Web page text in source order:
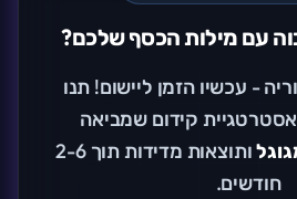
עם מילות הכסף שלכם?
- עכשיו הזמן ליישום! תנו
קידום שמביאה
ותוצאות מדידות תוך 2-6
חודשים.